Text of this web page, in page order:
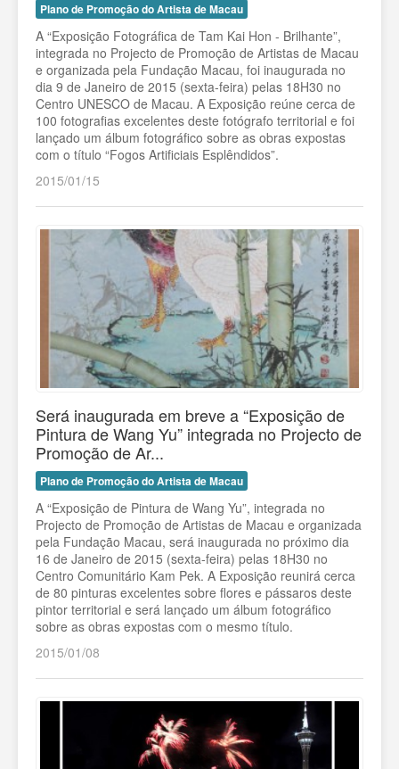
Plano de Promoção do Artista de Macau
A “Exposição Fotográfica de Tam Kai Hon - Brilhante”,
integrada no Projecto de Promoção de Artistas de Macau
e organizada pela Fundação Macau, foi inaugurada no
dia 9 de Janeiro de 2015 (sexta-feira) pelas 18H30 no
Centro UNESCO de Macau. A Exposição reúne cerca de
100 fotografias excelentes deste fotógrafo territorial e foi
lançado um álbum fotográfico sobre as obras expostas
com o título “Fogos Artificiais Esplêndidos”.
2015/01/15
Será inaugurada em breve a “Exposição de
Pintura de Wang Yu” integrada no Projecto de
Promoção de Ar...
Plano de Promoção do Artista de Macau
A “Exposição de Pintura de Wang Yu”, integrada no
Projecto de Promoção de Artistas de Macau e organizada
pela Fundação Macau, será inaugurada no próximo dia
16 de Janeiro de 2015 (sexta-feira) pelas 18H30 no
Centro Comunitário Kam Pek. A Exposição reunirá cerca
de 80 pinturas excelentes sobre flores e pássaros deste
pintor territorial e será lançado um álbum fotográfico
sobre as obras expostas com o mesmo título.
2015/01/08